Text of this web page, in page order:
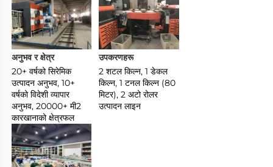
अनुभव र क्षेत्र
20+ वर्षको सिरेमिक
उत्पादन अनुभव, 10+
वर्षको विदेशी व्यापार
अनुभव, 20000+ मी2
कारखानाको क्षेत्रफल
उपकरणहरू
2 शटल किल्न, 1 डेकल
किल्न, 1 टनल किल्न (80
मिटर), 2 अटो रोलर
उत्पादन लाइन